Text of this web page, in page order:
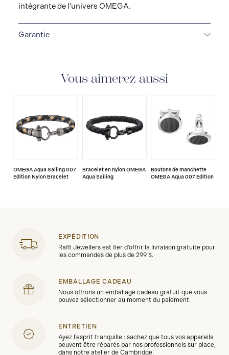
intégrante de l'univers OMEGA.
Garantie
réparation de tout défaut de fabrication. Veuillez
sur les conditions et restrictions de garantie. En
https://www.omegawatches.com/customer-
service/5-year-warranty
Vous aimerez aussi
OMEGA Aqua Sailing 007
Edition Nylon Bracelet
Bracelet en nylon OMEGA
Aqua Sailing
Boutons de manchette
OMEGA Aqua 007 Edition
EXPÉDITION
Raffi Jewellers est fier d'offrir la livraison gratuite pour
les commandes de plus de 299 $.
EMBALLAGE CADEAU
Nous offrons un emballage cadeau gratuit que vous
pouvez sélectionner au moment du paiement.
ENTRETIEN
Ayez l'esprit tranquille : sachez que tous vos appareils
peuvent être réparés par nos professionnels sur place,
dans notre atelier de Cambridge.